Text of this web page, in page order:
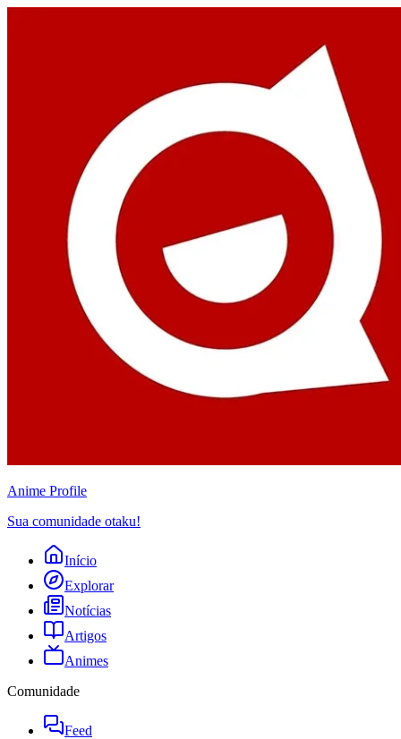
Anime Profile
Sua comunidade otaku!
Início
Explorar
Notícias
Artigos
Animes
Comunidade
Feed